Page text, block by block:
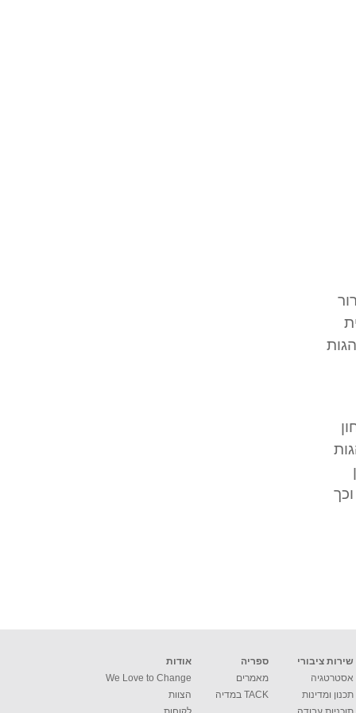
האיבחון
שירות ציבורי
אסטרטגיה
תכנון ומדינות
ספריה
מאמרים
TACK במדיה
אודות
We Love to Change
הצוות